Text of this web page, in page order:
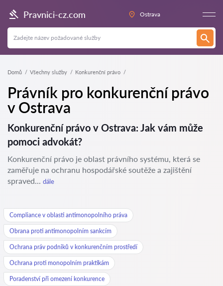
Pravnici-cz.com Ostrava
Domů Všechny služby Konkurenční právo
Právník pro konkurenční právo
v Ostrava
Konkurenční právo v Ostrava: Jak vám může
pomoci advokát?
Konkurenční právo je oblast právního systému, která se
zaměřuje na ochranu hospodářské soutěže a zajištění
spraved... dále
Compliance v oblasti antimonopolního práva
Obrana proti antimonopolním sankcím
Ochrana práv podniků v konkurenčním prostředí
Ochrana proti monopolním praktikám
Poradenství při omezení konkurence